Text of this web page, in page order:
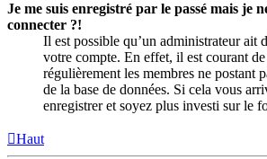
Je me suis enregistré par le passé mais je
connecter ?!
Il est possible qu’un administrateur ait
votre compte. En effet, il est courant
régulièrement les membres ne postant
de la base de données. Si cela vous
enregistrer et soyez plus investi sur le
Haut